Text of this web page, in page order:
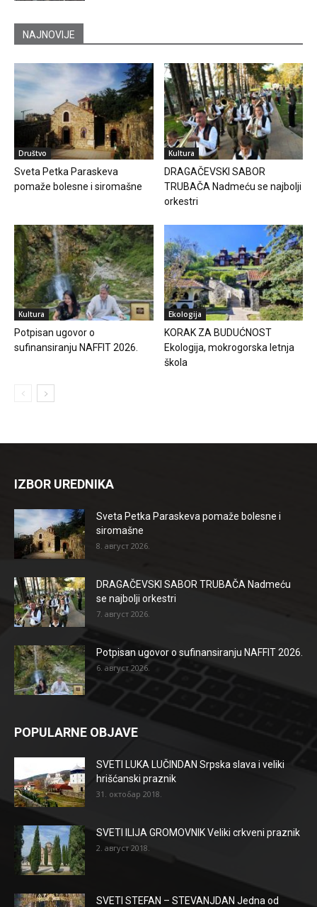
NAJNOVIJE
Društvo
Sveta Petka Paraskeva
pomaže bolesne i siromašne
Kultura
DRAGAČEVSKI SABOR
TRUBAČA Nadmeću se najbolji
orkestri
Kultura
Potpisan ugovor o
sufinansiranju NAFFIT 2026.
Ekologija
KORAK ZA BUDUĆNOST
Ekologija, mokrogorska letnja
škola
IZBOR UREDNIKA
Sveta Petka Paraskeva pomaže bolesne i
siromašne
8. август 2026.
DRAGAČEVSKI SABOR TRUBAČA Nadmeću
se najbolji orkestri
7. август 2026.
Potpisan ugovor o sufinansiranju NAFFIT 2026.
6. август 2026.
POPULARNE OBJAVE
SVETI LUKA LUČINDAN Srpska slava i veliki
hrišćanski praznik
31. октобар 2018.
SVETI ILIJA GROMOVNIK Veliki crkveni praznik
2. август 2018.
SVETI STEFAN – STEVANJDAN Jedna od